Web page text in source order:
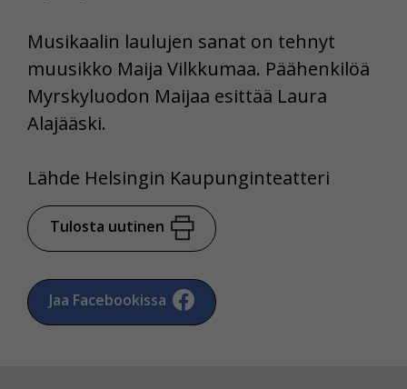
Musikaalin laulujen sanat on tehnyt
muusikko Maija Vilkkumaa. Päähenkilöä
Myrskyluodon Maijaa esittää Laura
Alajääski.
Lähde Helsingin Kaupunginteatteri
Tulosta uutinen
Jaa Facebookissa